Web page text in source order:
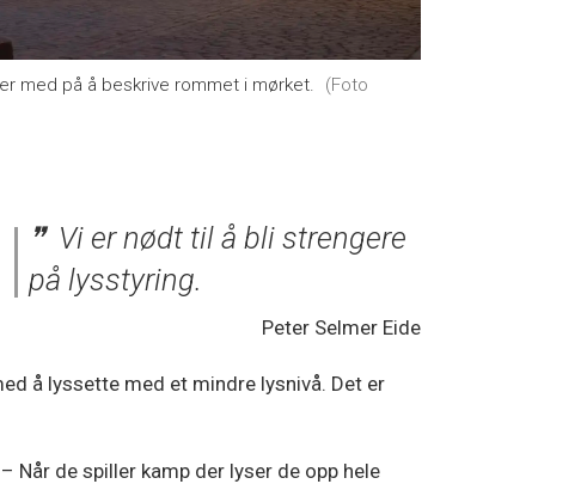
med på å beskrive rommet i mørket.
(Foto
Vi er nødt til å bli strengere
på lysstyring.
Peter Selmer Eide
å lyssette med et mindre lysnivå. Det er
Når de spiller kamp der lyser de opp hele